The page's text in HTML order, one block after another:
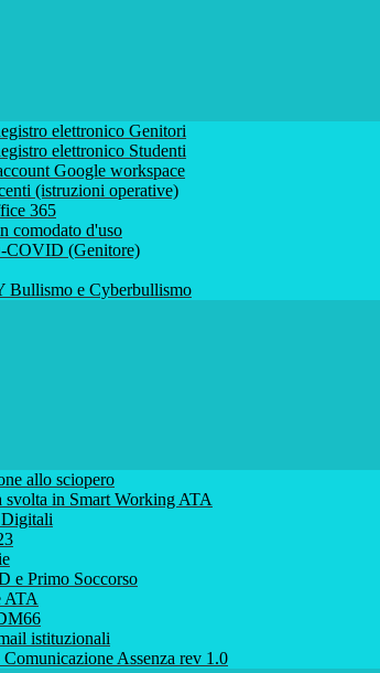
elettronico Genitori
elettronico Studenti
Google workspace
(istruzioni operative)
365
comodato d'uso
COVID (Genitore)
Bullismo e Cyberbullismo
allo sciopero
svolta in Smart Working ATA
e Primo Soccorso
ATA
istituzionali
Assenza rev 1.0